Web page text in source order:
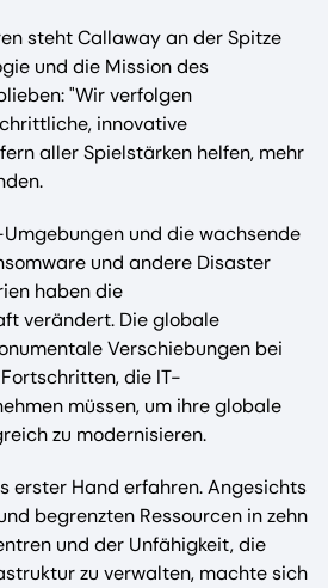
steht Callaway an der Spitze
und die Mission des
"Wir verfolgen
innovative
aller Spielstärken helfen, mehr
und die wachsende
und andere Disaster
haben die
verändert. Die globale
Verschiebungen bei
die IT-
müssen, um ihre globale
zu modernisieren.
erster Hand erfahren. Angesichts
begrenzten Ressourcen in zehn
und der Unfähigkeit, die
zu verwalten, machte sich